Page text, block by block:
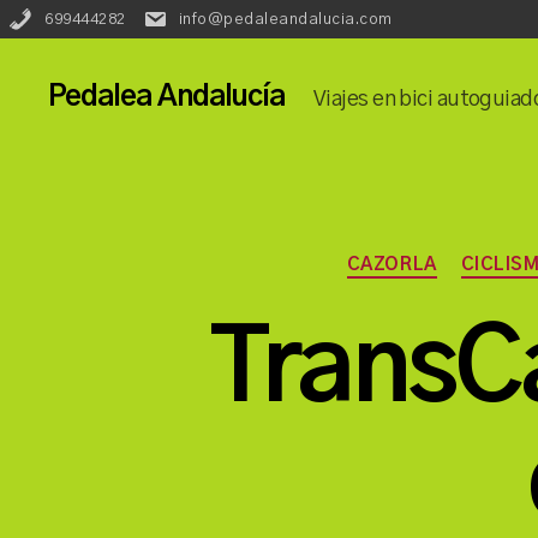
Phone:
699444282
Email:
info@pedaleandalucia.com
Redes
Language::
Pedalea Andalucía Viajes en bici
CAZORLA